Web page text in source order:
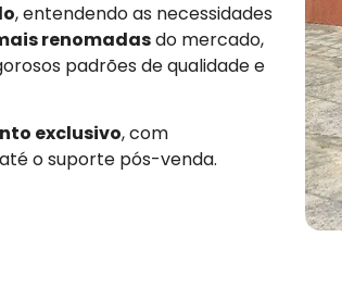
, entendendo as necessidades
renomadasdo mercado,
padrões de qualidade e
exclusivo, com
o suporte pós-venda.